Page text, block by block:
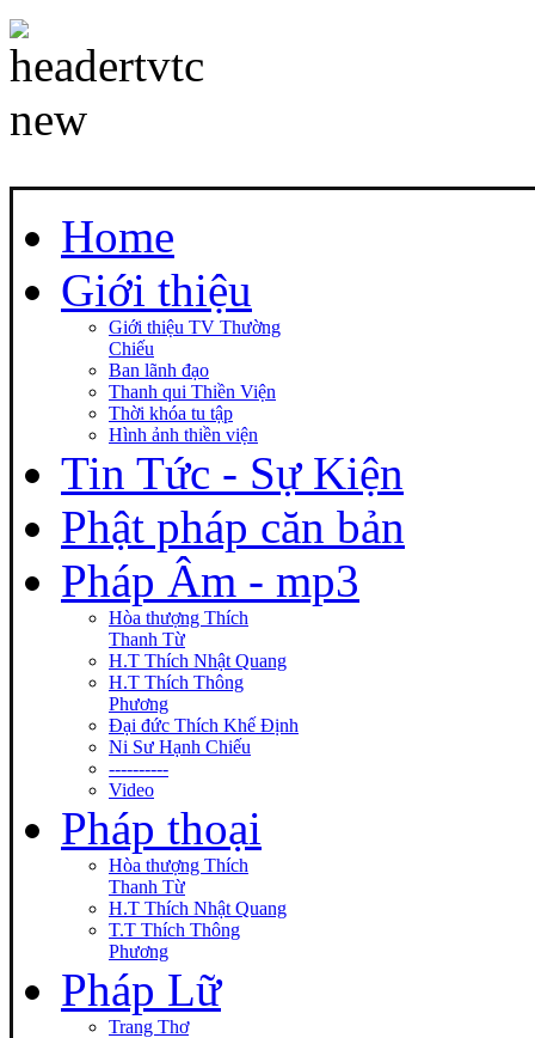
Home
Giới thiệu
Giới thiệu TV Thường
Chiếu
Ban lãnh đạo
Thanh qui Thiền Viện
Thời khóa tu tập
Hình ảnh thiền viện
Tin Tức - Sự Kiện
Phật pháp căn bản
Pháp Âm - mp3
Hòa thượng Thích
Thanh Từ
H.T Thích Nhật Quang
H.T Thích Thông
Phương
Đại đức Thích Khế Định
Ni Sư Hạnh Chiếu
----------
Video
Pháp thoại
Hòa thượng Thích
Thanh Từ
H.T Thích Nhật Quang
T.T Thích Thông
Phương
Pháp Lữ
Trang Thơ